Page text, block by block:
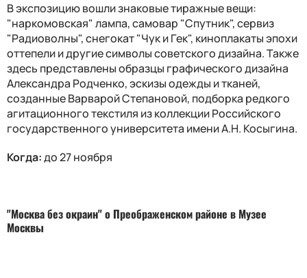
В экспозицию вошли знаковые тиражные вещи:
"наркомовская" лампа, самовар "Спутник", сервиз
"Радиоволны", снегокат "Чук и Гек", киноплакаты эпохи
оттепели и другие символы советского дизайна. Также
здесь представлены образцы графического дизайна
Александра Родченко, эскизы одежды и тканей,
созданные Варварой Степановой, подборка редкого
агитационного текстиля из коллекции Российского
государственного университета имени А.Н. Косыгина.
Когда:до 27 ноября
"Москва без окраин" о Преображенском районе в Музее
Москвы